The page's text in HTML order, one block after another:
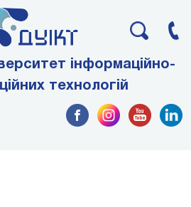
інформаційно-
технологій